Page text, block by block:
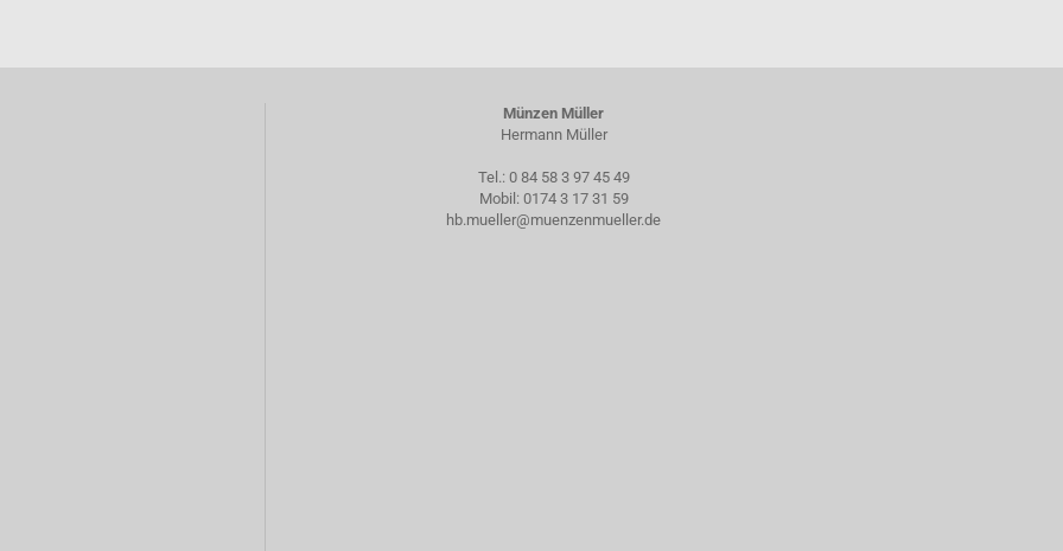
Münzen Müller
Hermann Müller
Tel.: 0 84 58 3 97 45 49
Mobil: 0174 3 17 31 59
hb.mueller@muenzenmueller.de